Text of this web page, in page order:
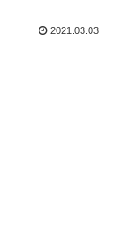
2021.03.03